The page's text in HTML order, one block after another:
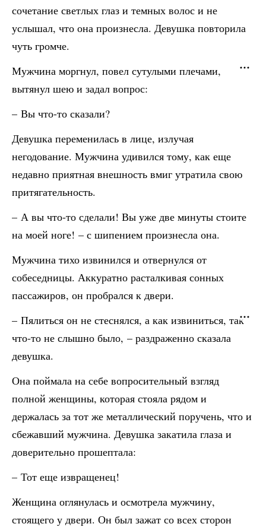
сочетание светлых глаз и темных волос и не
услышал, что она произнесла. Девушка повторила
чуть громче.
Мужчина моргнул, повел сутулыми плечами,
вытянул шею и задал вопрос:
– Вы что-то сказали?
Девушка переменилась в лице, излучая
негодование. Мужчина удивился тому, как еще
недавно приятная внешность вмиг утратила свою
притягательность.
– А вы что-то сделали! Вы уже две минуты стоите
на моей ноге! – с шипением произнесла она.
Мужчина тихо извинился и отвернулся от
собеседницы. Аккуратно расталкивая сонных
пассажиров, он пробрался к двери.
– Пялиться он не стеснялся, а как извиниться, так
что-то не слышно было, – раздраженно сказала
девушка.
Она поймала на себе вопросительный взгляд
полной женщины, которая стояла рядом и
держалась за тот же металлический поручень, что и
сбежавший мужчина. Девушка закатила глаза и
доверительно прошептала:
– Тот еще извращенец!
Женщина оглянулась и осмотрела мужчину,
стоящего у двери. Он был зажат со всех сторон